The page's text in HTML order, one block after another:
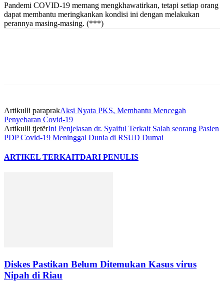
Pandemi COVID-19 memang mengkhawatirkan, tetapi setiap orang
dapat membantu meringkankan kondisi ini dengan melakukan
perannya masing-masing. (***)
Artikulli paraprakAksi Nyata PKS, Membantu Mencegah
Penyebaran Covid-19
Artikulli tjetërIni Penjelasan dr. Syaiful Terkait Salah seorang Pasien
PDP Covid-19 Meninggal Dunia di RSUD Dumai
ARTIKEL TERKAITDARI PENULIS
Diskes Pastikan Belum Ditemukan Kasus virus
Nipah di Riau